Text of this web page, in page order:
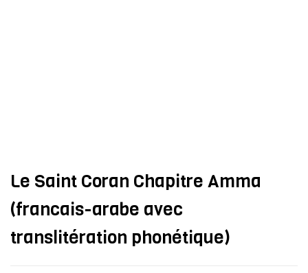
Le Saint Coran Chapitre Amma
(francais-arabe avec
translitération phonétique)